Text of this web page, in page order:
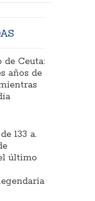
Ceuta:
años de
133 a.
último